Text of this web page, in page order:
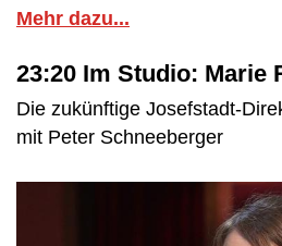
Mehr dazu...
23:20 Im Studio: Marie
Die zukünftige Josefstadt-
mit Peter Schneeberger